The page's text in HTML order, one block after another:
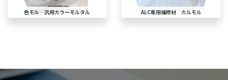
色モル 汎用カラーモルタル ALC専用補修材 カルモル